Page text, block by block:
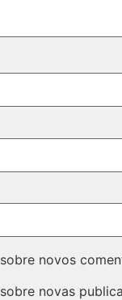
novos
novas